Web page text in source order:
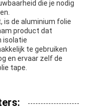
die je nodig
is de aluminium folie
product dat
isolatie
te gebruiken
en ervaar zelf de
tape.